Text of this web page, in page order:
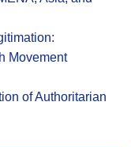
Movement
of Authoritarian